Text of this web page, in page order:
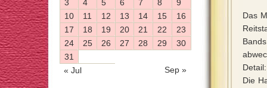
Das
Die
« Jul Sep »
3
4 5 6 7 8
9
10
11 12 13 14 15
16
17
18 19 20 21 22
23
24
25 26 27 28 29
30
31